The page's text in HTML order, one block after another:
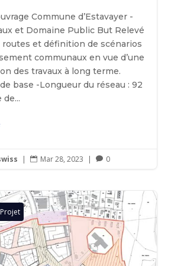
Commune d’Estavayer -
et Domaine Public But Relevé
routes et définition de scénarios
communaux en vue d’une
des travaux à long terme.
base -Longueur du réseau : 92
de...
|  Mar 28, 2023 |  0
Projet